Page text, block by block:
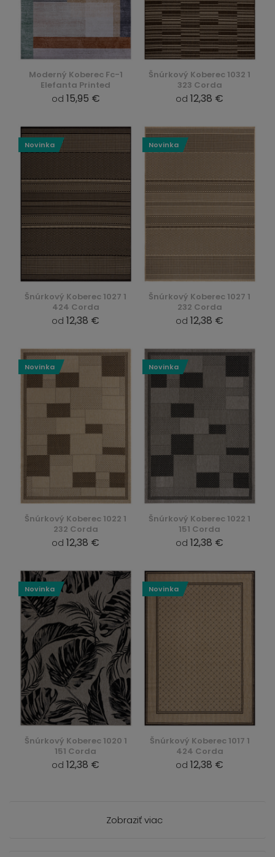
Moderný Koberec Fc-1
Elefanta Printed
od 15,95 €
Šnúrkový Koberec 1032 1
323 Corda
od 12,38 €
Šnúrkový Koberec 1027 1
424 Corda
od 12,38 €
Novinka
Šnúrkový Koberec 1027 1
232 Corda
od 12,38 €
Novinka
Šnúrkový Koberec 1022 1
232 Corda
od 12,38 €
Novinka
Šnúrkový Koberec 1022 1
151 Corda
od 12,38 €
Novinka
Šnúrkový Koberec 1020 1
151 Corda
od 12,38 €
Novinka
Šnúrkový Koberec 1017 1
424 Corda
od 12,38 €
Novinka
Zobraziť viac